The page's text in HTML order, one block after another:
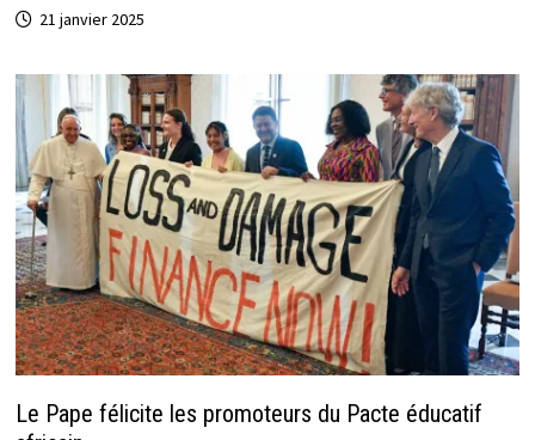
21 janvier 2025
Le Pape félicite les promoteurs du Pacte éducatif